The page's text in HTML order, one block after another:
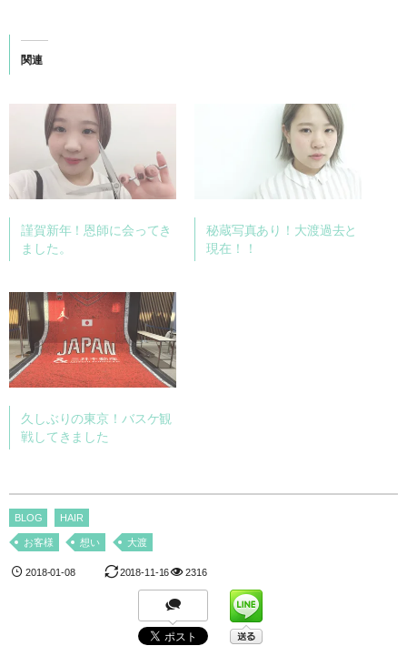
関連
謹賀新年！恩師に会ってき
ました。
秘蔵写真あり！大渡過去と
現在！！
久しぶりの東京！バスケ観
戦してきました
BLOG HAIR
お客様 想い 大渡
2018-01-08 2018-11-16 2316